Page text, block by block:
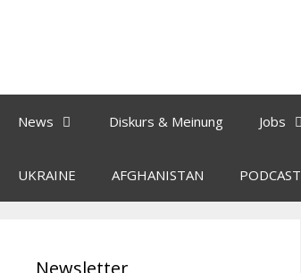
News Diskurs & Meinung Jobs
UKRAINE AFGHANISTAN PODCAST
Newsletter